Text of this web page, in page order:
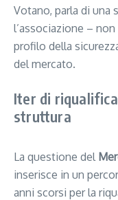
Votano, parla di una
l’associazione –
profilo della
del mercato.
Iter di
struttura
La questione del
inserisce in un
anni scorsi per la